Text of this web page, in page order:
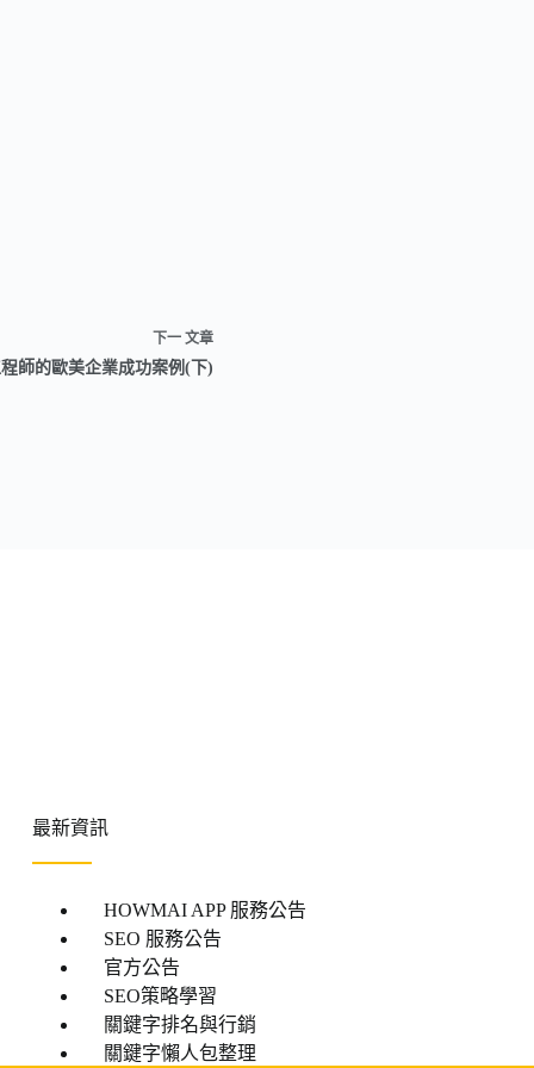
下一 文章
師的歐美企業成功案例(下)
最新資訊
HOWMAI APP 服務公告
SEO 服務公告
官方公告
SEO策略學習
關鍵字排名與行銷
關鍵字懶人包整理